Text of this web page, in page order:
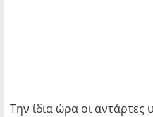
Την ίδια ώρα οι αντάρτες